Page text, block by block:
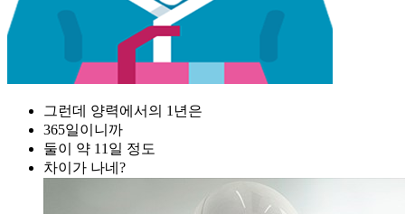
그런데 양력에서의 1년은
365일이니까
둘이 약 11일 정도
차이가 나네?